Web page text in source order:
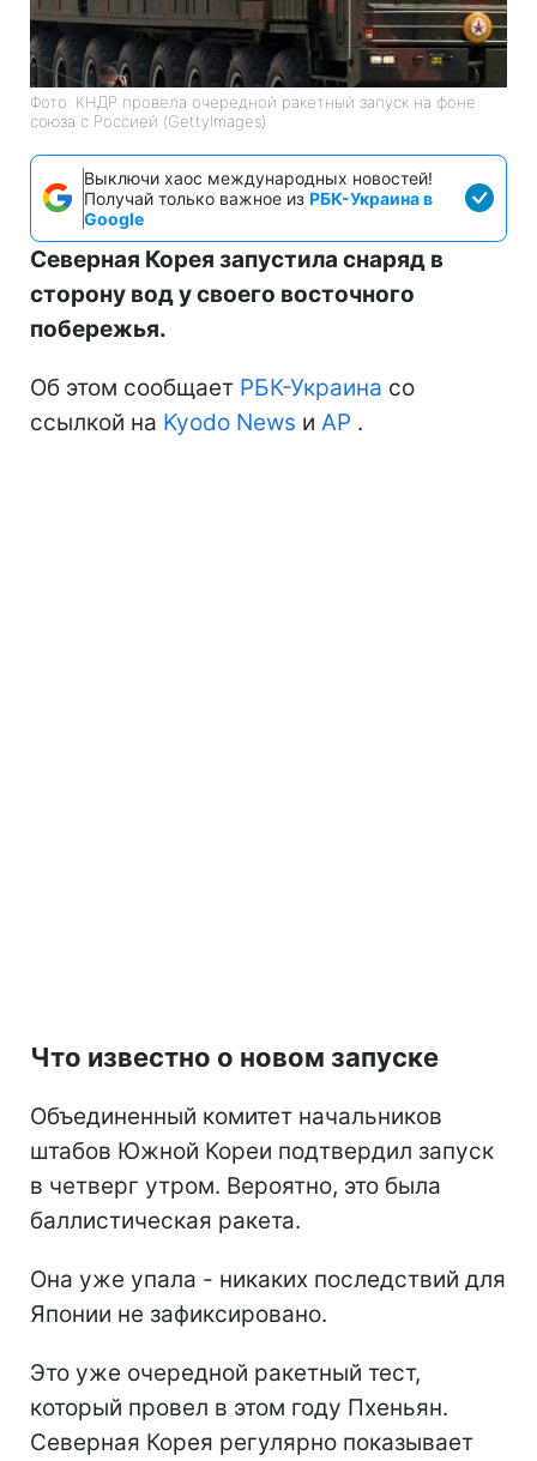
Фото: КНДР провела очередной ракетный запуск на фоне
союза с Россией (GettyImages)
Выключи хаос международных новостей!
Получай только важное из РБК-Украина в
Google
Северная Корея запустила снаряд в
сторону вод у своего восточного
побережья.
Об этом сообщает РБК-Украина со
ссылкой на Kyodo News и АР .
Что известно о новом запуске
Объединенный комитет начальников
штабов Южной Кореи подтвердил запуск
в четверг утром. Вероятно, это была
баллистическая ракета.
Она уже упала - никаких последствий для
Японии не зафиксировано.
Это уже очередной ракетный тест,
который провел в этом году Пхеньян.
Северная Корея регулярно показывает